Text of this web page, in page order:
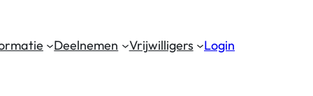
Deelnemen Vrijwilligers Login